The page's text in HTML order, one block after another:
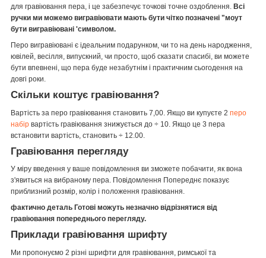
для гравіювання пера, і це забезпечує точкові точне оздоблення. Всі
ручки ми можемо вигравіювати мають бути чітко позначені "моут
бути вигравіювані 'символом.
Перо вигравіювані є ідеальним подарунком, чи то на день народження,
ювілей, весілля, випускний, чи просто, щоб сказати спасибі, ви можете
бути впевнені, що пера буде незабутнім і практичним сьогодення на
довгі роки.
Скільки коштує гравіювання?
Вартість за перо гравіювання становить 7,00. Якщо ви купуєте 2 перо
набір вартість гравіювання знижується до ÷ 10. Якщо це 3 пера
встановити вартість, становить ÷ 12.00.
Гравіювання перегляду
У міру введення у ваше повідомлення ви зможете побачити, як вона
з'явиться на вибраному пера. Повідомлення Попереднє показує
приблизний розмір, колір і положення гравіювання.
фактично деталь Готові можуть незначно відрізнятися від
гравіювання попереднього перегляду.
Приклади гравіювання шрифту
Ми пропонуємо 2 різні шрифти для гравіювання, римської та